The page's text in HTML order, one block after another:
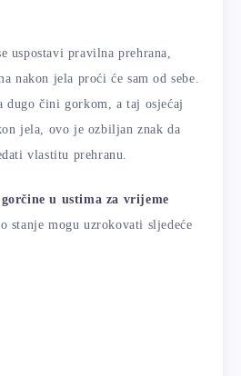
uspostavi pravilna prehrana,
nakon jela proći će sam od sebe.
dugo čini gorkom, a taj osjećaj
jela, ovo je ozbiljan znak da
vlastitu prehranu.
u ustima za vrijeme
stanje mogu uzrokovati sljedeće